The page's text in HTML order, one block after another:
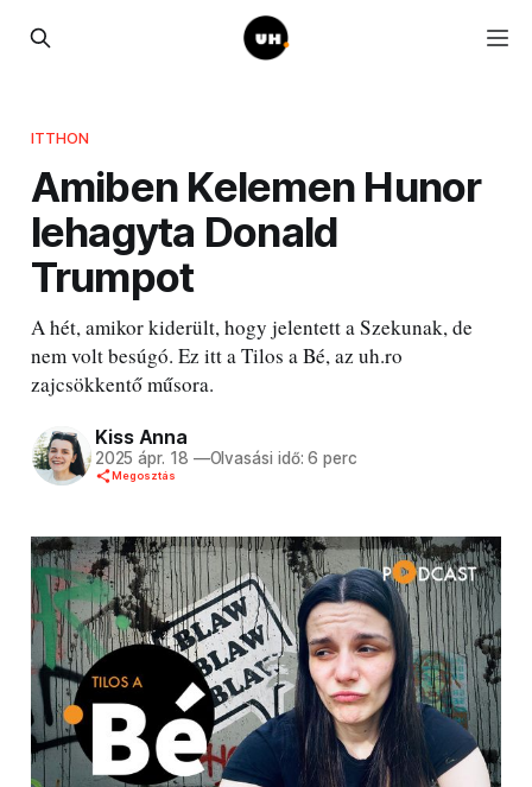
ITTHON
Amiben Kelemen Hunor
lehagyta Donald
Trumpot
A hét, amikor kiderült, hogy jelentett a Szekunak, de
nem volt besúgó. Ez itt a Tilos a Bé, az uh.ro
zajcsökkentő műsora.
Kiss Anna
2025 ápr. 18 —Olvasási idő: 6 perc
Megosztás